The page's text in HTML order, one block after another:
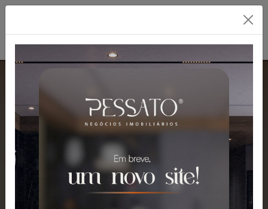
PESSATO: A MELHOR
IMOBILIÁRIA EM
GRAVATAÍ